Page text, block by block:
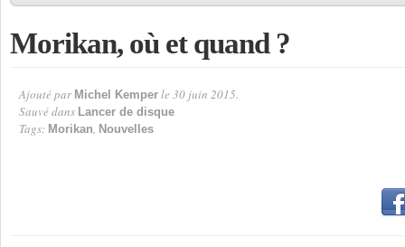
Morikan, où et quand ?
Ajouté par Michel Kemper le 30 juin 2015.
Sauvé dans Lancer de disque
Tags: Morikan, Nouvelles